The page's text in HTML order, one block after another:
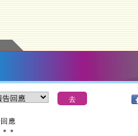
應
＊ ＊